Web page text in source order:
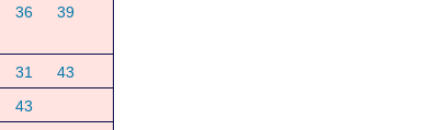
36
39
31
43
43